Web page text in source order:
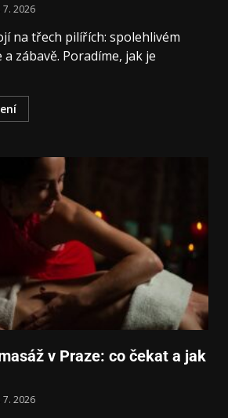
7. 2026
na třech pilířích: spolehlivém
zábavě. Poradíme, jak je
v Praze: co čekat a jak
7. 2026